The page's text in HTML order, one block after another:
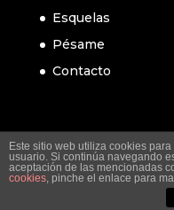
Esquelas
Pésame
Contacto
Este sitio web utiliza cookies
usuario. Si continúa navegando
aceptación de las mencionadas
cookies, pinche el enlace para